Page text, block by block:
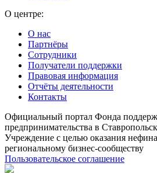
О центре:
О нас
Партнёры
Сотрудники
Получатели поддержки
Правовая информация
Отчёты деятельности
Контакты
Официальный портал Фонда
предпринимательства в
Учреждение с целью оказания
региональному бизнес-сообществу
Пользовательское соглашение